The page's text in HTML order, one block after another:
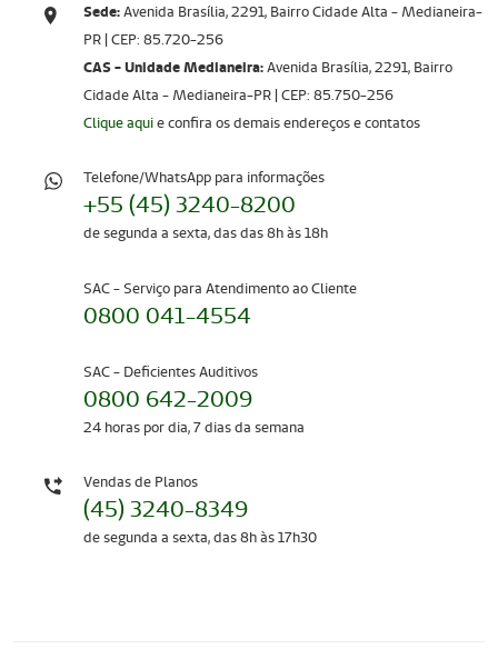
Sede:Avenida Brasília, 2291, Bairro Cidade Alta - Medianeira-
PR | CEP: 85.720-256​​​​​​​
CAS - Unidade Medianeira:Avenida Brasília, 2291, Bairro
Cidade Alta - Medianeira-PR | CEP: 85.750-256
Clique aquie confira os demais endereços e contatos
Telefone/WhatsApp para informações
+55 (45) 3240-8200
de segunda a sexta, das das 8h às 18h
SAC - Serviço para Atendimento ao Cliente
0800 041-4554
SAC - Deficientes Auditivos
0800 642-2009
24 horas por dia, 7 dias da semana
Vendas de Planos
(45) 3240-8349
de segunda a sexta, das 8h às 17h30